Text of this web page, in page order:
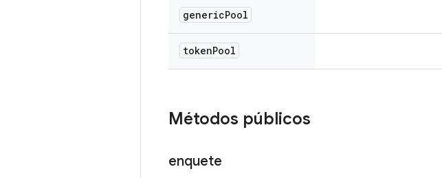
genericPool
tokenPool
Métodos públicos
enquete